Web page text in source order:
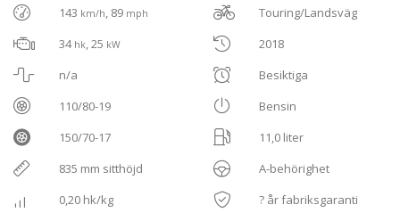
143 km/h, 89 mph
34 hk, 25 kW
n/a
110/80-19
150/70-17
835 mm sitthöjd
0,20 hk/kg
Touring/Landsväg
2018
Besiktiga
Bensin
11,0 liter
A-behörighet
? år fabriksgaranti